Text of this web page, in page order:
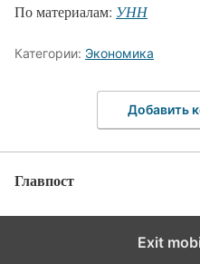
По материалам: УНН
Категории: Экономика
Добавить
Главпост
Exit